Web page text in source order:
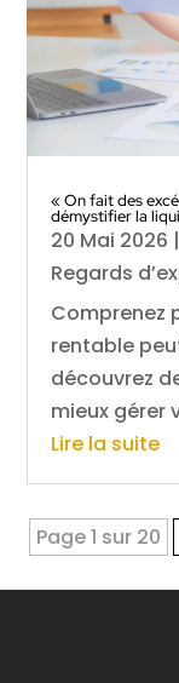
« On fait des
démystifier la
20 Mai 2026 |
Regards
Comprenez
rentable
découvrez
mieux gérer
Lire la suite
Page 1 sur 20